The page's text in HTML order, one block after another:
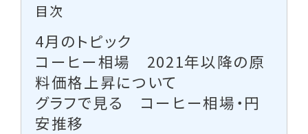
目次
4月のトピック
コーヒー相場 2021年以降の原
料価格上昇について
グラフで見る コーヒー相場・円
安推移